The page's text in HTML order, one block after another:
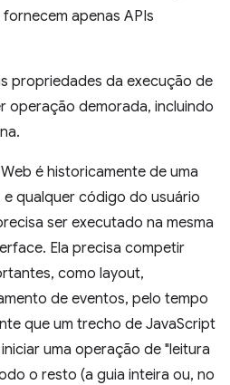
apenas APIs
propriedades da execução de
operação demorada, incluindo
é historicamente de uma
e qualquer código do usuário
ser executado na mesma
Ela precisa competir
como layout,
de eventos, pelo tempo
que um trecho de JavaScript
uma operação de "leitura
o resto (a guia inteira ou, no